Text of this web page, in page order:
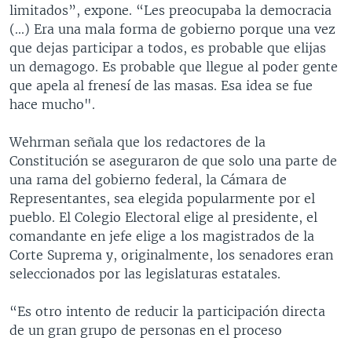
limitados”, expone. “Les preocupaba la democracia
(...) Era una mala forma de gobierno porque una vez
que dejas participar a todos, es probable que elijas
un demagogo. Es probable que llegue al poder gente
que apela al frenesí de las masas. Esa idea se fue
hace mucho".
Wehrman señala que los redactores de la
Constitución se aseguraron de que solo una parte de
una rama del gobierno federal, la Cámara de
Representantes, sea elegida popularmente por el
pueblo. El Colegio Electoral elige al presidente, el
comandante en jefe elige a los magistrados de la
Corte Suprema y, originalmente, los senadores eran
seleccionados por las legislaturas estatales.
“Es otro intento de reducir la participación directa
de un gran grupo de personas en el proceso